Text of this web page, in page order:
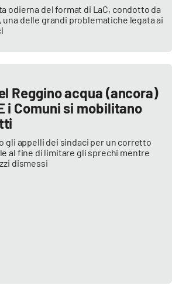
odierna del format di LaC, condotto da
una delle grandi problematiche legata ai
Reggino acqua (ancora)
i Comuni si mobilitano
gli appelli dei sindaci per un corretto
al fine di limitare gli sprechi mentre
dismessi